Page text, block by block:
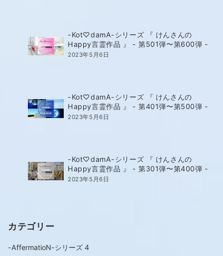
-Kot♡damA-シリーズ 『 けんさんの
Happy言霊作品 』 - 第501弾〜第600弾 -
2023年5月6日
-Kot♡damA-シリーズ 『 けんさんの
Happy言霊作品 』 - 第401弾〜第500弾 -
2023年5月6日
-Kot♡damA-シリーズ 『 けんさんの
Happy言霊作品 』 - 第301弾〜第400弾 -
2023年5月6日
カテゴリー
-AffermatioN-シリーズ 4